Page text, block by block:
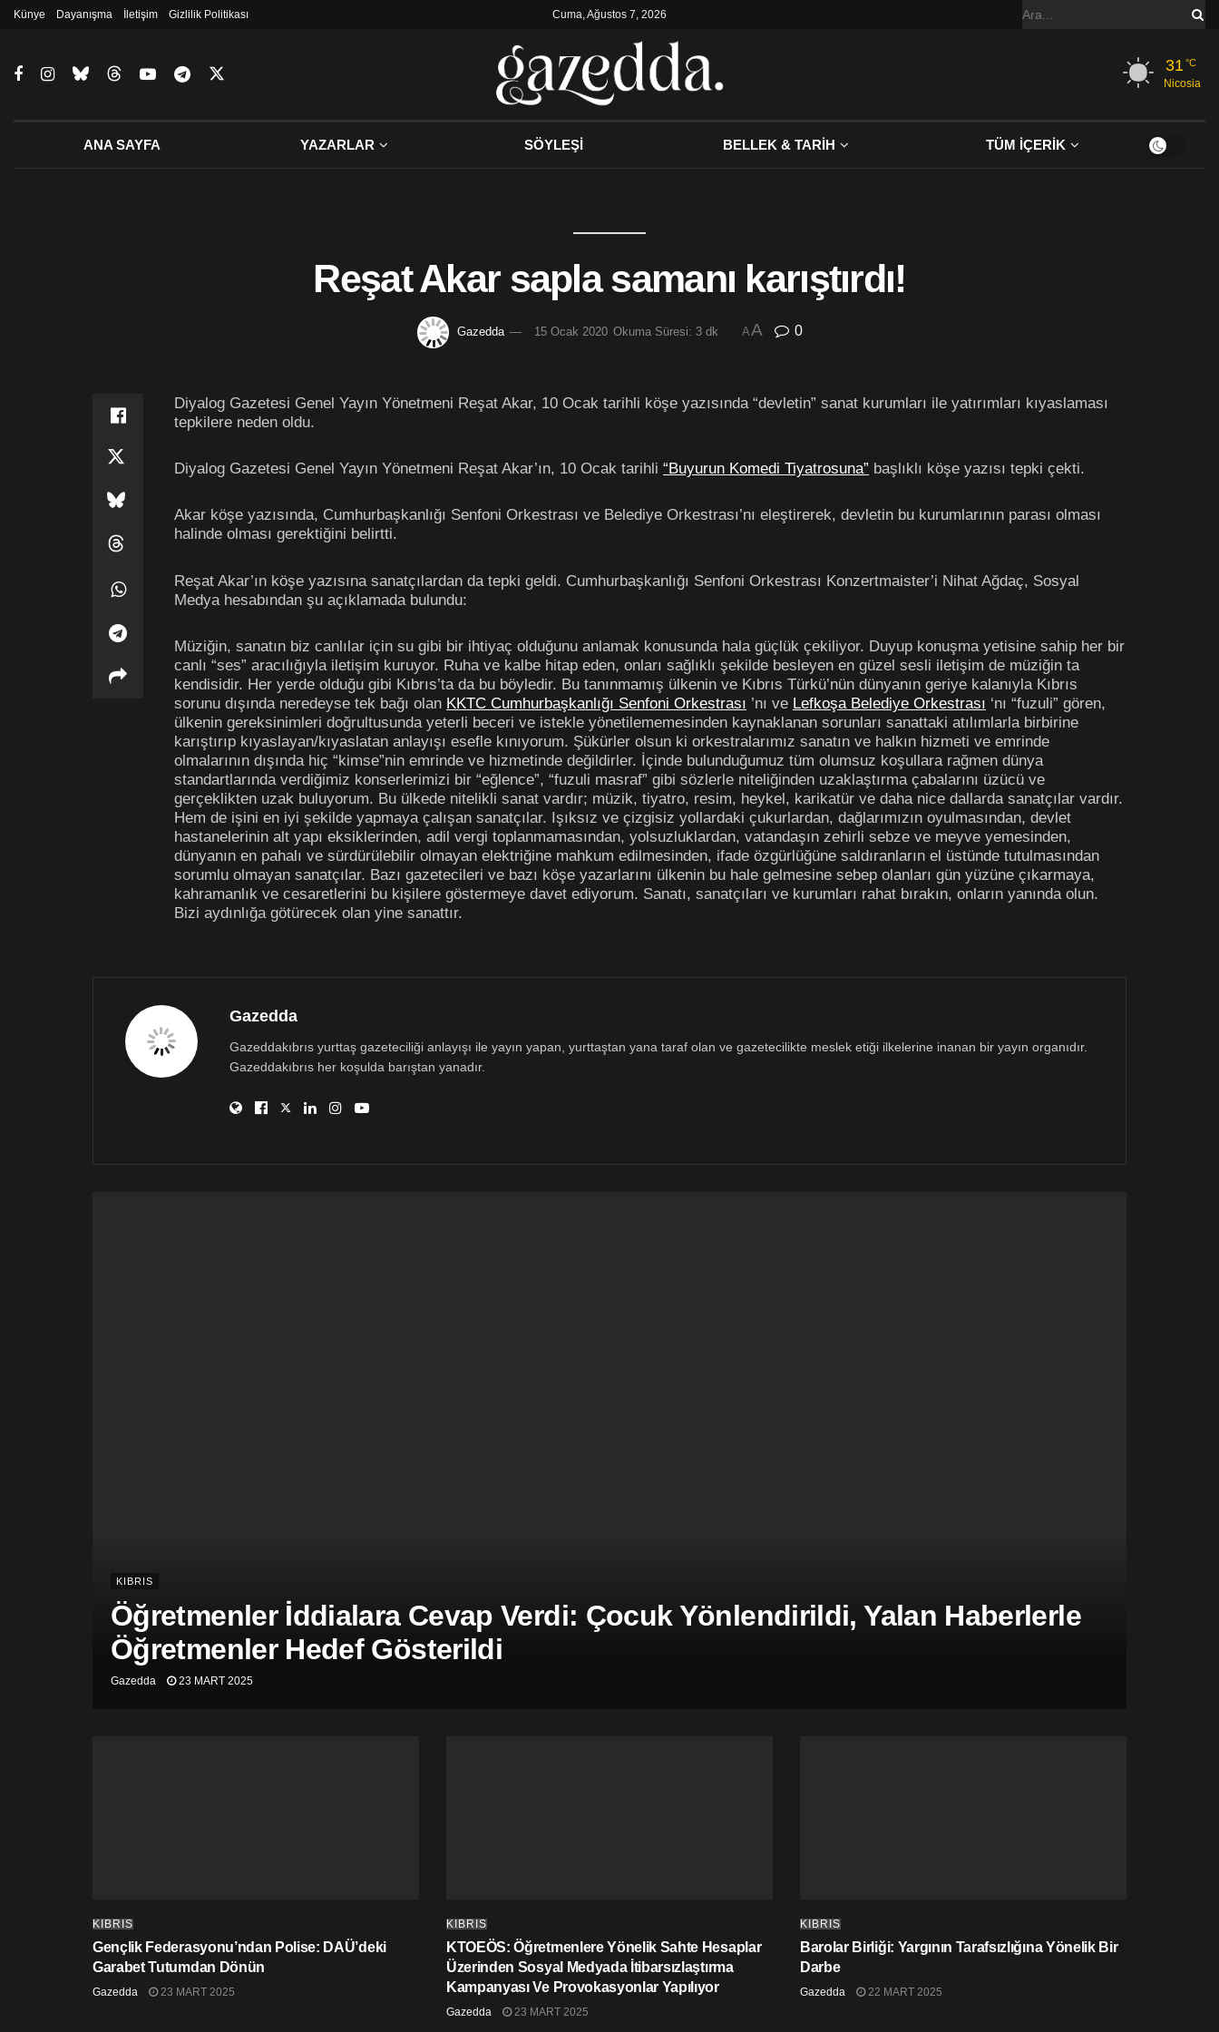
Künye Dayanışma İletişim Gizlilik Politikası Cuma, Ağustos 7, 2026
31 °C
Nicosia
ANA SAYFA YAZARLAR SÖYLEŞİ BELLEK & TARİH TÜM İÇERİK
Reşat Akar sapla samanı karıştırdı!
Gazedda 15 Ocak 2020 Okuma Süresi: 3 dk AA 0
Diyalog Gazetesi Genel Yayın Yönetmeni Reşat Akar, 10 Ocak tarihli köşe yazısında “devletin” sanat kurumları ile yatırımları kıyaslaması
tepkilere neden oldu.
Diyalog Gazetesi Genel Yayın Yönetmeni Reşat Akar’ın, 10 Ocak tarihli “Buyurun Komedi Tiyatrosuna” başlıklı köşe yazısı tepki çekti.
Akar köşe yazısında, Cumhurbaşkanlığı Senfoni Orkestrası ve Belediye Orkestrası’nı eleştirerek, devletin bu kurumlarının parası olması
halinde olması gerektiğini belirtti.
Reşat Akar’ın köşe yazısına sanatçılardan da tepki geldi. Cumhurbaşkanlığı Senfoni Orkestrası Konzertmaister’i Nihat Ağdaç, Sosyal
Medya hesabından şu açıklamada bulundu:
Müziğin, sanatın biz canlılar için su gibi bir ihtiyaç olduğunu anlamak konusunda hala güçlük çekiliyor. Duyup konuşma yetisine sahip her bir
canlı “ses” aracılığıyla iletişim kuruyor. Ruha ve kalbe hitap eden, onları sağlıklı şekilde besleyen en güzel sesli iletişim de müziğin ta
kendisidir. Her yerde olduğu gibi Kıbrıs’ta da bu böyledir. Bu tanınmamış ülkenin ve Kıbrıs Türkü’nün dünyanın geriye kalanıyla Kıbrıs
sorunu dışında neredeyse tek bağı olan KKTC Cumhurbaşkanlığı Senfoni Orkestrası ’nı ve Lefkoşa Belediye Orkestrası ‘nı “fuzuli” gören,
ülkenin gereksinimleri doğrultusunda yeterli beceri ve istekle yönetilememesinden kaynaklanan sorunları sanattaki atılımlarla birbirine
karıştırıp kıyaslayan/kıyaslatan anlayışı esefle kınıyorum. Şükürler olsun ki orkestralarımız sanatın ve halkın hizmeti ve emrinde
olmalarının dışında hiç “kimse”nin emrinde ve hizmetinde değildirler. İçinde bulunduğumuz tüm olumsuz koşullara rağmen dünya
standartlarında verdiğimiz konserlerimizi bir “eğlence”, “fuzuli masraf” gibi sözlerle niteliğinden uzaklaştırma çabalarını üzücü ve
gerçeklikten uzak buluyorum. Bu ülkede nitelikli sanat vardır; müzik, tiyatro, resim, heykel, karikatür ve daha nice dallarda sanatçılar vardır.
Hem de işini en iyi şekilde yapmaya çalışan sanatçılar. Işıksız ve çizgisiz yollardaki çukurlardan, dağlarımızın oyulmasından, devlet
hastanelerinin alt yapı eksiklerinden, adil vergi toplanmamasından, yolsuzluklardan, vatandaşın zehirli sebze ve meyve yemesinden,
dünyanın en pahalı ve sürdürülebilir olmayan elektriğine mahkum edilmesinden, ifade özgürlüğüne saldıranların el üstünde tutulmasından
sorumlu olmayan sanatçılar. Bazı gazetecileri ve bazı köşe yazarlarını ülkenin bu hale gelmesine sebep olanları gün yüzüne çıkarmaya,
kahramanlık ve cesaretlerini bu kişilere göstermeye davet ediyorum. Sanatı, sanatçıları ve kurumları rahat bırakın, onların yanında olun.
Bizi aydınlığa götürecek olan yine sanattır.
Gazedda
Gazeddakıbrıs yurttaş gazeteciliği anlayışı ile yayın yapan, yurttaştan yana taraf olan ve gazetecilikte meslek etiği ilkelerine inanan bir yayın organıdır.
Gazeddakıbrıs her koşulda barıştan yanadır.
KIBRIS
Öğretmenler İddialara Cevap Verdi: Çocuk Yönlendirildi, Yalan Haberlerle
Öğretmenler Hedef Gösterildi
Gazedda 23 MART 2025
KIBRIS
Gençlik Federasyonu’ndan Polise: DAÜ’deki
Garabet Tutumdan Dönün
Gazedda 23 MART 2025
KIBRIS
KTOEÖS: Öğretmenlere Yönelik Sahte Hesaplar
Üzerinden Sosyal Medyada İtibarsızlaştırma
Kampanyası Ve Provokasyonlar Yapılıyor
Gazedda 23 MART 2025
KIBRIS
Barolar Birliği: Yargının Tarafsızlığına Yönelik Bir
Darbe
Gazedda 22 MART 2025